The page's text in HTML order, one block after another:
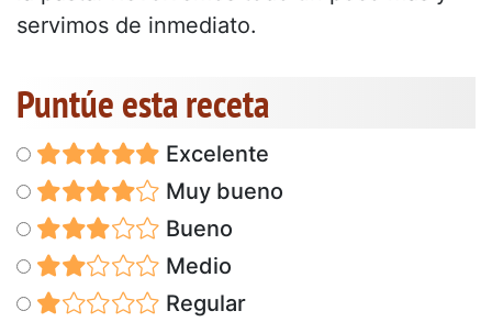
servimos de inmediato.
Puntúe esta receta
Excelente
Muy bueno
Bueno
Medio
Regular